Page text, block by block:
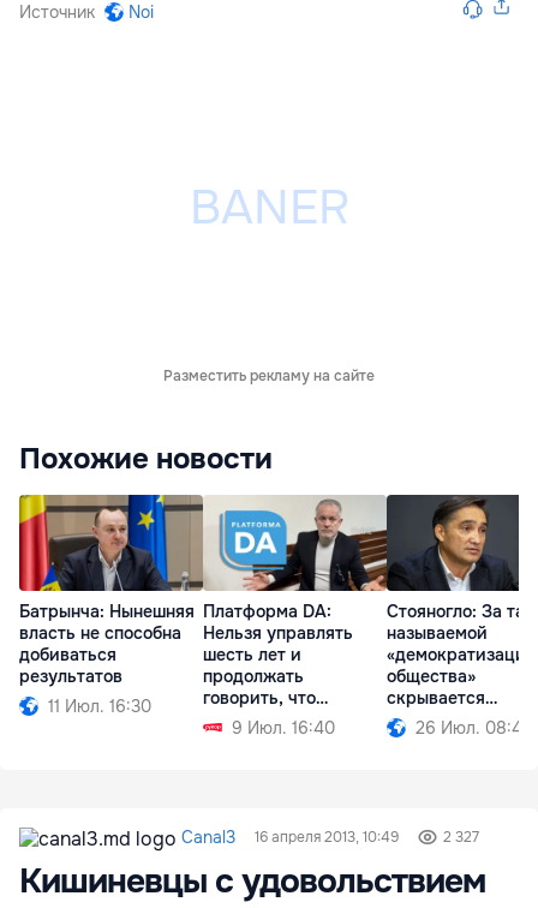
Источник Noi
Разместить рекламу на сайте
Похожие новости
Батрынча: Нынешняя
власть не способна
добиваться
результатов
11 Июл. 16:30
Платформа DA:
Нельзя управлять
шесть лет и
продолжать
говорить, что
виноват Плахотнюк
9 Июл. 16:40
Стояногло: За так
называемой
общества»
скрывается
проедание денег
26 Июл. 08:49
Canal3 16 апреля 2013, 10:49 2 327
Кишиневцы с удовольствием